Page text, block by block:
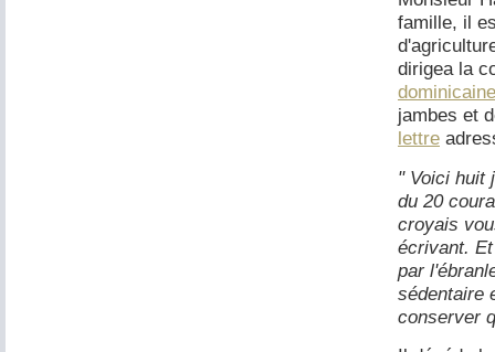
famille, il
dirigea la
jambes et
lettre
" Voici huit
du 20
croyais
écrivant.
par
sédentaire
conserver